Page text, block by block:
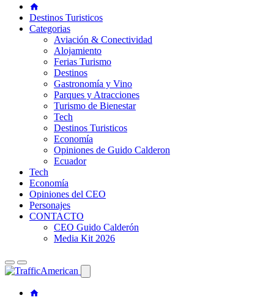
Destinos Turisticos
Categorias
Aviación & Conectividad
Alojamiento
Ferias Turismo
Destinos
Gastronomía y Vino
Parques y Atracciones
Turismo de Bienestar
Tech
Destinos Turisticos
Economía
Opiniones de Guido Calderon
Ecuador
Tech
Economía
Opiniones del CEO
Personajes
CONTACTO
CEO Guido Calderón
Media Kit 2026